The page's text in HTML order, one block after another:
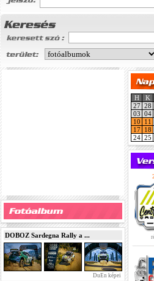
DOBOZ Sardegna Rally a ...
DuEn képei
H K
27 28
03 04
10
11
17
18
24 25